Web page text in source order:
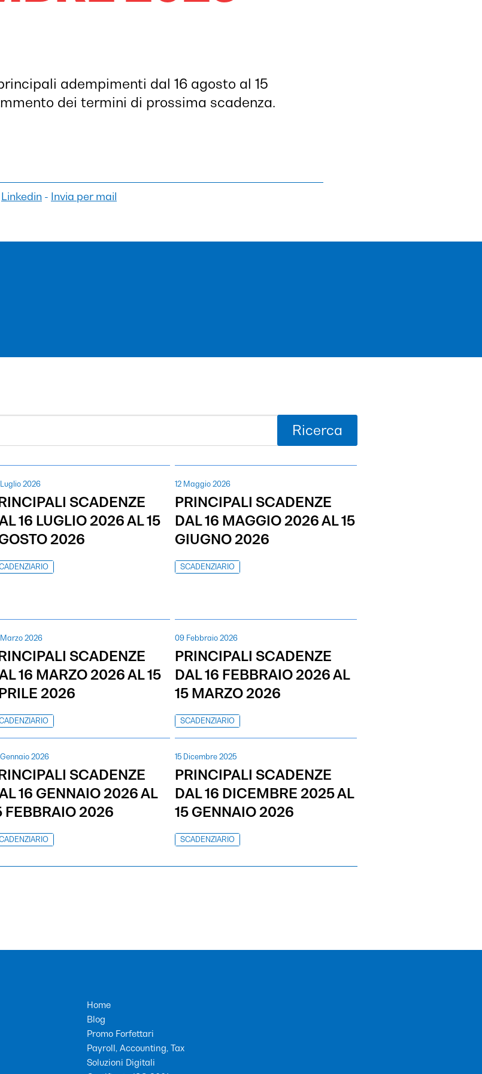
adempimenti dal 16 agosto al 15
dei termini di prossima scadenza.
Linkedin - Invia per mail
Ricerca
2026
SCADENZE
16 LUGLIO 2026 AL 15
2026
12 Maggio 2026
PRINCIPALI SCADENZE
DAL 16 MAGGIO 2026 AL 15
GIUGNO 2026
SCADENZIARIO
2026
SCADENZE
16 MARZO 2026 AL 15
2026
09 Febbraio 2026
PRINCIPALI SCADENZE
DAL 16 FEBBRAIO 2026 AL
15 MARZO 2026
SCADENZIARIO
2026
SCADENZE
16 GENNAIO 2026 AL
FEBBRAIO 2026
15 Dicembre 2025
PRINCIPALI SCADENZE
DAL 16 DICEMBRE 2025 AL
15 GENNAIO 2026
SCADENZIARIO
Home
Blog
Promo Forfettari
Payroll, Accounting, Tax
Soluzioni Digitali